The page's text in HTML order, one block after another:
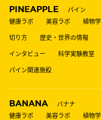
PINEAPPLE
パイン
健康ラボ
美容ラボ 植物
切り方
歴史・世界の情報
インタビュー
科学実験教室
パイン関連施設
BANANA
バナナ
健康ラボ
美容ラボ 植物